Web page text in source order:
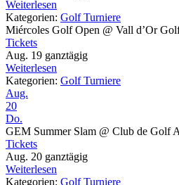
Weiterlesen
Kategorien: Golf Turniere
Miércoles Golf Open @ Vall d’Or
Tickets
Aug. 19 ganztägig
Weiterlesen
Kategorien: Golf Turniere
Aug.
20
Do.
GEM Summer Slam @ Club de Golf
Tickets
Aug. 20 ganztägig
Weiterlesen
Kategorien: Golf Turniere